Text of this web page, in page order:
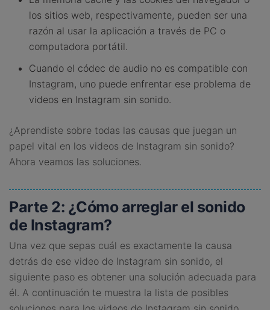
los sitios web, respectivamente, pueden ser una
razón al usar la aplicación a través de PC o
computadora portátil.
Cuando el códec de audio no es compatible con
Instagram, uno puede enfrentar ese problema de
videos en Instagram sin sonido.
¿Aprendiste sobre todas las causas que juegan un
papel vital en los videos de Instagram sin sonido?
Ahora veamos las soluciones.
Parte 2: ¿Cómo arreglar el sonido
de Instagram?
Una vez que sepas cuál es exactamente la causa
detrás de ese video de Instagram sin sonido, el
siguiente paso es obtener una solución adecuada para
él. A continuación te muestra la lista de posibles